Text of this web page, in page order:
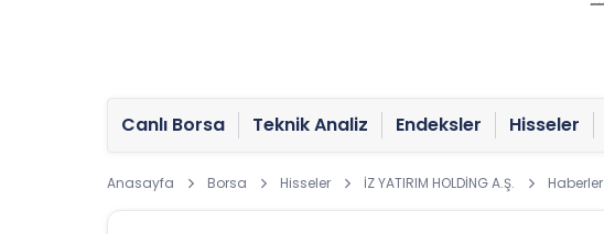
Canlı Borsa Teknik Analiz Endeksler Hisseler
Anasayfa Borsa Hisseler İZ YATIRIM HOLDİNG A.Ş. Haberler